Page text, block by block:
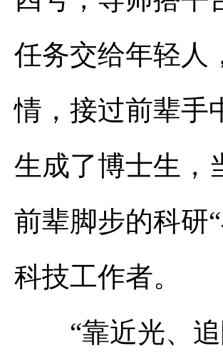
任务交给年轻人
情，接过前辈手
生成了博士生，
前辈脚步的科研
科技工作者。
“靠近光、追